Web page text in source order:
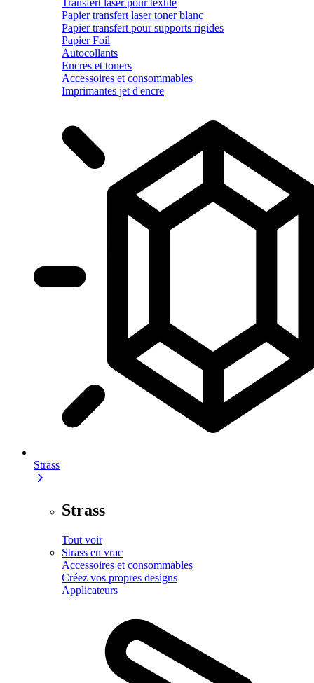
Papier transfert laser toner blanc
Papier transfert pour supports rigides
Papier Foil
Autocollants
Encres et toners
Accessoires et consommables
Imprimantes jet d'encre
Strass
Strass
Tout voir
Strass en vrac
Accessoires et consommables
Créez vos propres designs
Applicateurs